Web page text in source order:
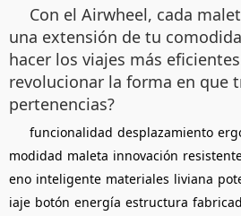
Con el Airwheel, cada
una extensión de tu
hacer los viajes más
revolucionar la forma en que
pertenencias?
funcionalidad desplazamiento
modidad maleta innovación
eno inteligente materiales liviana
iaje botón energía estructura